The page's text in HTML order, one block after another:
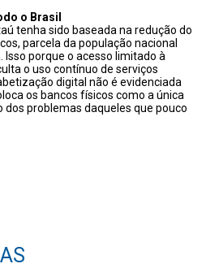
o Brasil
tenha sido baseada na redução do
parcela da população nacional
porque o acesso limitado à
o uso contínuo de serviços
digital não é evidenciada
os bancos físicos como a única
problemas daqueles que pouco